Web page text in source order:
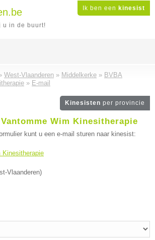
Ik ben een kinesist
u in de buurt!
West-Vlaanderen » Middelkerke » BVBA
» E-mail
Kinesisten per provincie
Wim Kinesitherapie
kunt u een e-mail sturen naar kinesist:
Kinesitherapie
Vlaanderen)